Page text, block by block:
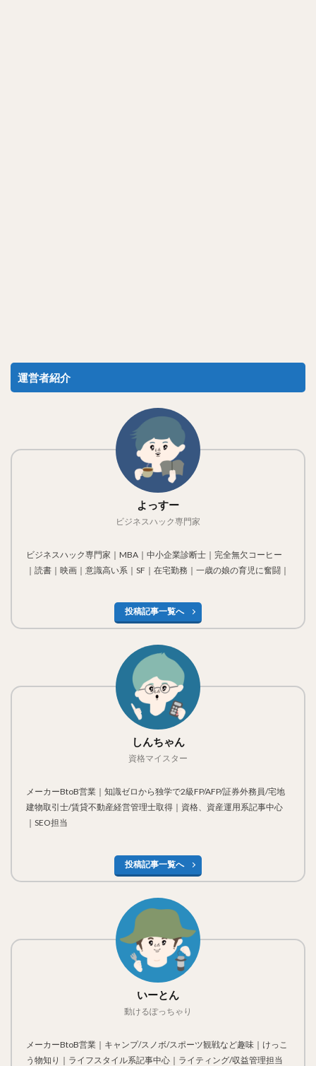
運営者紹介
よっすー
ビジネスハック専門家
ビジネスハック専門家｜MBA｜中小企業診断士｜完全無欠コーヒー
｜読書｜映画｜意識高い系｜SF｜在宅勤務｜一歳の娘の育児に奮闘｜
投稿記事一覧へ
しんちゃん
資格マイスター
メーカーBtoB営業｜知識ゼロから独学で2級FP/AFP/証券外務員/宅地
建物取引士/賃貸不動産経営管理士取得｜資格、資産運用系記事中心
｜SEO担当
投稿記事一覧へ
いーとん
動けるぽっちゃり
メーカーBtoB営業｜キャンプ/スノボ/スポーツ観戦など趣味｜けっこ
う物知り｜ライフスタイル系記事中心｜ライティング/収益管理担当